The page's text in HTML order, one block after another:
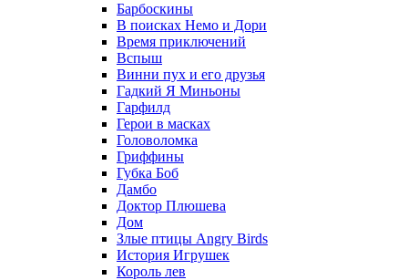
Барбоскины
В поисках Немо и Дори
Время приключений
Вспыш
Винни пух и его друзья
Гадкий Я Миньоны
Гарфилд
Герои в масках
Головоломка
Гриффины
Губка Боб
Дамбо
Доктор Плюшева
Дом
Злые птицы Angry Birds
История Игрушек
Король лев